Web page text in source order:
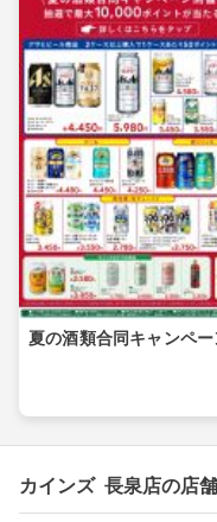
夏の酒類合同キャンペー
カインズ 長泉店の店